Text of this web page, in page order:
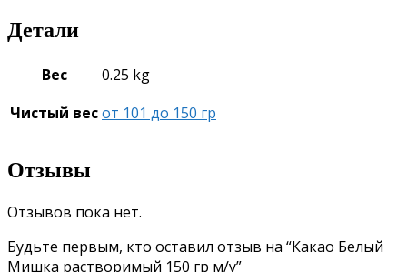
Детали
Вес
0.25 kg
Чистый весот 101 до 150 гр
Отзывы
Отзывов пока нет.
Будьте первым, кто оставил отзыв на “Какао Белый
Мишка растворимый 150 гр м/у”